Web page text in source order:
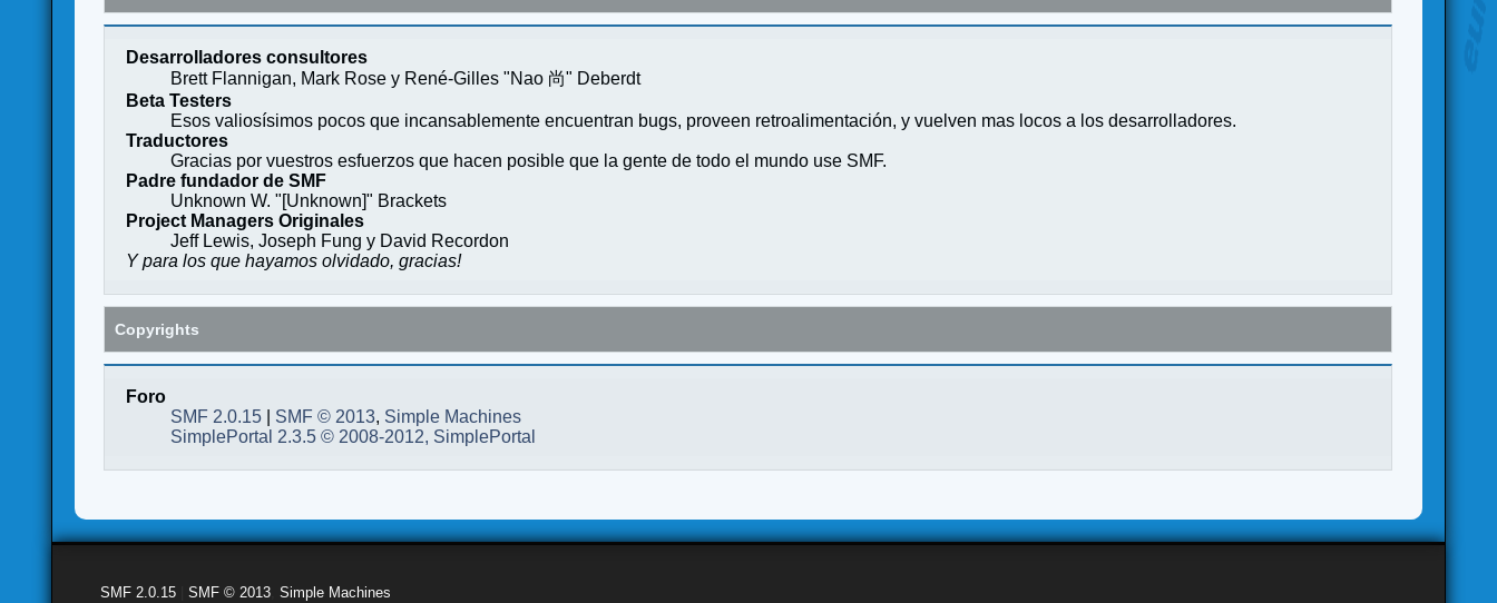
Desarrolladores consultores
Brett Flannigan, Mark Rose y René-Gilles "Nao 尚" Deberdt
Beta Testers
Esos valiosísimos pocos que incansablemente encuentran bugs, proveen retroalimentación, y vuelven mas locos a los desarrolladores.
Traductores
Gracias por vuestros esfuerzos que hacen posible que la gente de todo el mundo use SMF.
Padre fundador de SMF
Unknown W. "[Unknown]" Brackets
Project Managers Originales
Jeff Lewis, Joseph Fung y David Recordon
Y para los que hayamos olvidado, gracias!
Copyrights
Foro
SMF 2.0.15
SMF © 2013, Simple Machines
SimplePortal 2.3.5 © 2008-2012, SimplePortal
SMF 2.0.15 |SMF © 2013 ,Simple Machines